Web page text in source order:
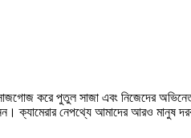
করে পুতুল সাজা এবং নিজেদের
ক্যামেরার নেপথ্যে আমাদের আরও মানুষ